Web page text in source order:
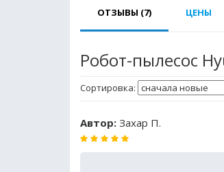
ОТЗЫВЫ (7) ЦЕНЫ
Робот-пылесос
Сортировка:
Автор: Захар П.